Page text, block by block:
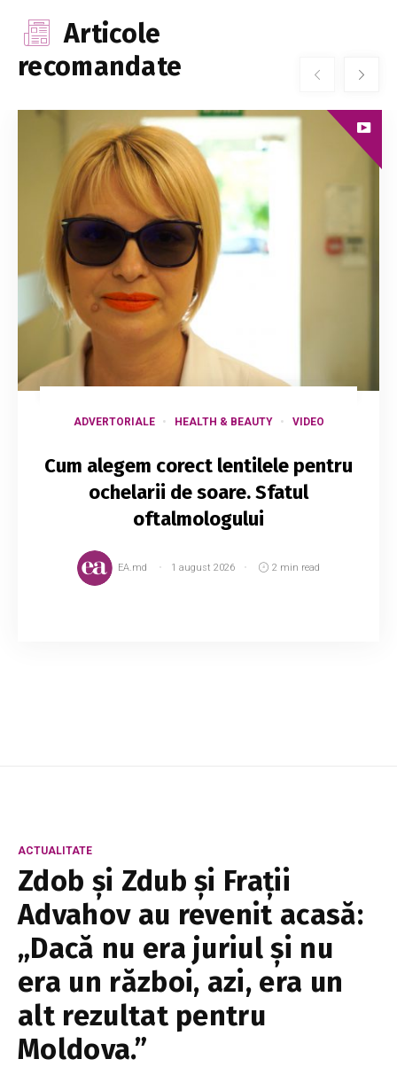
Articole
recomandate
ADVERTORIALE HEALTH & BEAUTY VIDEO
Cum alegem corect lentilele pentru
ochelarii de soare. Sfatul
oftalmologului
EA.md 1 august 2026 2 min read
ACTUALITATE
Zdob și Zdub și Frații
Advahov au revenit acasă:
„Dacă nu era juriul și nu
era un război, azi, era un
alt rezultat pentru
Moldova.”